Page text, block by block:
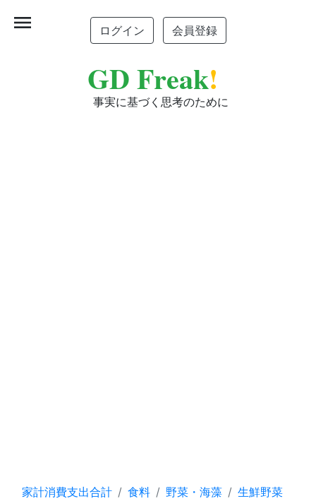
ログイン 会員登録
GD Freak!
事実に基づく思考のために
menu
家計消費支出合計 食料 野菜・海藻
生鮮野菜